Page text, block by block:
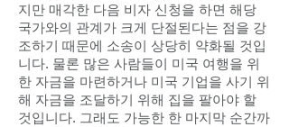
지만 매각한 다음 비자 신청을 하면 해당
국가와의 관계가 크게 단절된다는 점을 강
조하기 때문에 소송이 상당히 약화될 것입
니다. 물론 많은 사람들이 미국 여행을 위
한 자금을 마련하거나 미국 기업을 사기 위
해 자금을 조달하기 위해 집을 팔아야 할
것입니다. 그래도 가능한 한 마지막 순간까